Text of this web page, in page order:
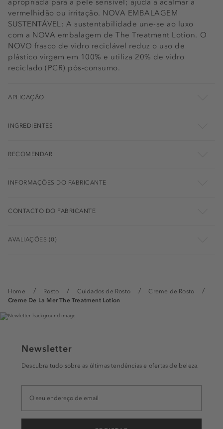
Home Rosto Cuidados de Rosto
Creme de Rosto
Creme De La Mer The Treatment Lotion
apropriada para a pele sensível; ajuda a acalmar a
vermelhidão ou irritação. NOVA EMBALAGEM
SUSTENTÁVEL: A sustentabilidade une-se ao luxo
com a NOVA embalagem de The Treatment Lotion. O
NOVO frasco de vidro reciclável reduz o uso de
plástico virgem em 100% e utiliza 20% de vidro
reciclado (PCR) pós-consumo.
APLICAÇÃO
INGREDIENTES
RECOMENDAR
INFORMAÇÕES DO FABRICANTE
CONTACTO DO FABRICANTE
AVALIAÇÕES (0)
Newsletter
Descubra tudo sobre as últimas tendências e ofertas de beleza.